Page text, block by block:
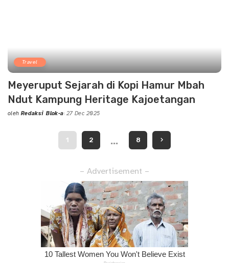
Travel
Meyeruput Sejarah di Kopi Hamur Mbah
Ndut Kampung Heritage Kajoetangan
Posted
oleh Redaksi Blok-a 27 Dec 2025
1 2 … 8
– Advertisement –